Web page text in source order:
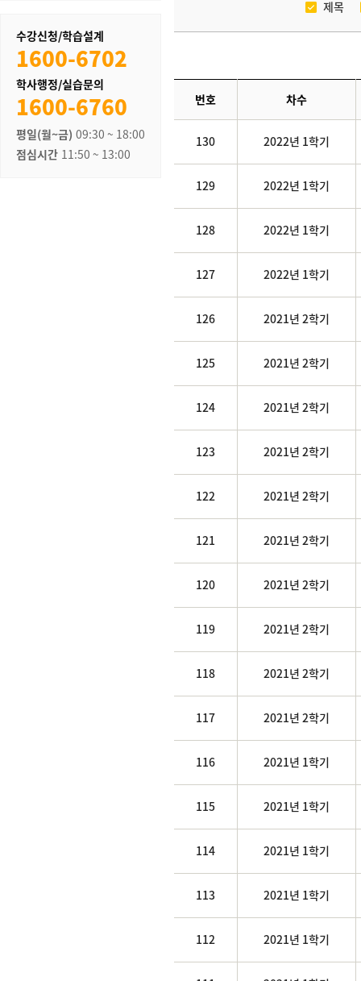
수강신청/학습설계
1600-6702
학사행정/실습문의
1600-6760
평일(월~금) 09:30 ~ 18:00
점심시간 11:50 ~ 13:00
제목
번호 차수
130 2022년 1학기
129 2022년 1학기
128 2022년 1학기
127 2022년 1학기
126 2021년 2학기
125 2021년 2학기
124 2021년 2학기
123 2021년 2학기
122 2021년 2학기
121 2021년 2학기
120 2021년 2학기
119 2021년 2학기
118 2021년 2학기
117 2021년 2학기
116 2021년 1학기
115 2021년 1학기
114 2021년 1학기
113 2021년 1학기
112 2021년 1학기